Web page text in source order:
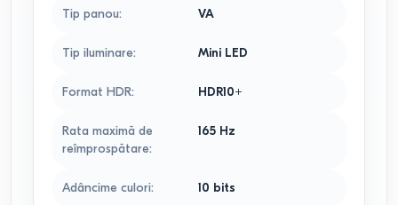
Tip panou: VA
Tip iluminare: Mini LED
Format HDR: HDR10+
Rata maximă de
reîmprospătare:
165Hz
Adâncime culori: 10 bits